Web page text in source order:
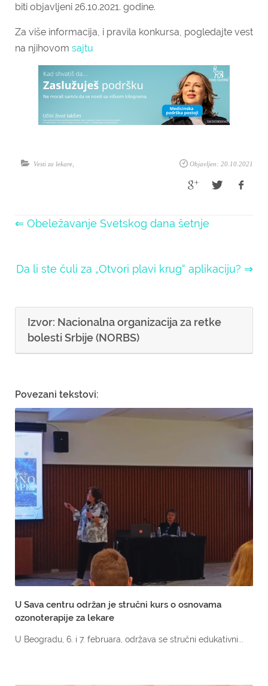
biti objavljeni 26.10.2021. godine.
Za više informacija, i pravila konkursa, pogledajte vest
na njihovom sajtu
Objavljen: 20.10.2021
Vesti za lekare
⇐ Obeležavanje Svetskog dana šetnje
Da li ste čuli za „Otvori plavi krug“ aplikaciju? ⇒
Izvor: Nacionalna organizacija za retke
bolesti Srbije (NORBS)
Povezani tekstovi:
U Sava centru održan je stručni kurs o osnovama
ozonoterapije za lekare
U Beogradu, 6. i 7. februara, održava se stručni edukativni...